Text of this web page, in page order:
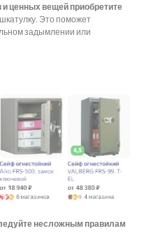
ценных вещей приобретите
Это поможет
задымлении или
несложным правилам